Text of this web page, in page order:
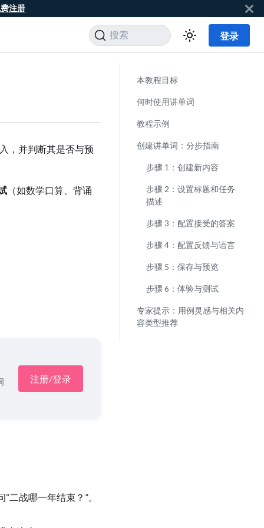
注册
登录
搜索
，并判断其是否与预
（如数学口算、背诵
注册/登录
二战哪一年结束？”。
本教程目标
何时使用讲单词
教程示例
创建讲单词：分步指南
步骤 1：创建新内容
步骤 2：设置标题和任务
描述
步骤 3：配置接受的答案
步骤 4：配置反馈与语言
步骤 5：保存与预览
步骤 6：体验与测试
专家提示：用例灵感与相关内
容类型推荐